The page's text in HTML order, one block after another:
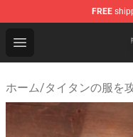
FREE
Open menu
Attack On Titan
ホーム/タイタンの服を